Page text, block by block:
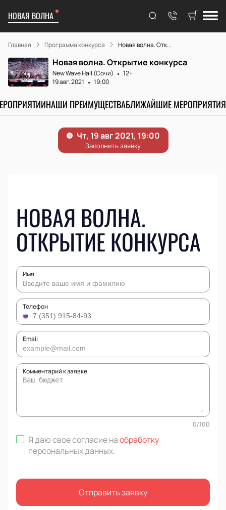
НОВАЯ ВОЛНА
Главная Программа конкурса Новая волна. Отк...
Новая волна. Открытие конкурса
New Wave Hall (Сочи)
12+
19 авг. 2021
19:00
НАШИ ПРЕИМУЩЕСТВАБЛИЖАЙШИЕ МЕРОПРИЯТИЯ
НОВАЯ ВОЛНА.
ОТКРЫТИЕ КОНКУРСА
Имя
Телефон
Email
Комментарий к заявке
0/100
Я даю свое согласие наобработку
персональных данных.
Отправить заявку